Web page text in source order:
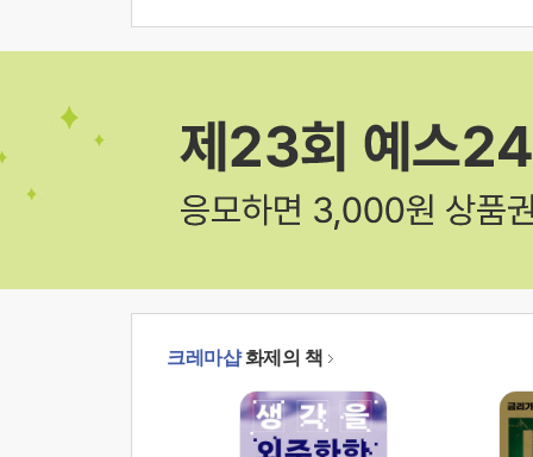
크레마샵화제의 책